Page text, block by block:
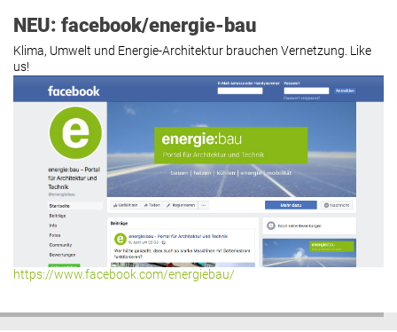
NEU: facebook/energie-bau
Klima, Umwelt und Energie-Architektur brauchen Vernetzung. Like
us!
https://www.facebook.com/energiebau/